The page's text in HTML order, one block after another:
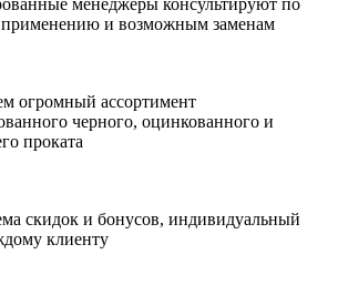
менеджеры консультируют по
применению и возможным заменам
огромный ассортимент
черного, оцинкованного и
проката
скидок и бонусов, индивидуальный
клиенту